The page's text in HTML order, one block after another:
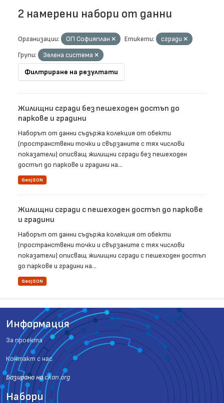
2 намерени набори от данни
Организации: ОП Софияплан Етикети:
сгради
Групи:
Зелена система
Филтриране на резултати
Жилищни сгради без пешеходен достъп до
паркове и градини
Наборът от данни съдържа колекция от обекти
(пространствени точки и свързаните с тях числови
показатели) описващ жилищни сгради без пешеходен
достъп до паркове и градини на...
GeoJSON
Жилищни сгради с пешеходен достъп до паркове
и градини
Наборът от данни съдържа колекция от обекти
(пространствени точки и свързаните с тях числови
показатели) описващ жилищни сгради с пешеходен достъп
до паркове и градини на...
GeoJSON
Информация
За проекта
Контакт с нас
Базиранo наckan.org
Набори